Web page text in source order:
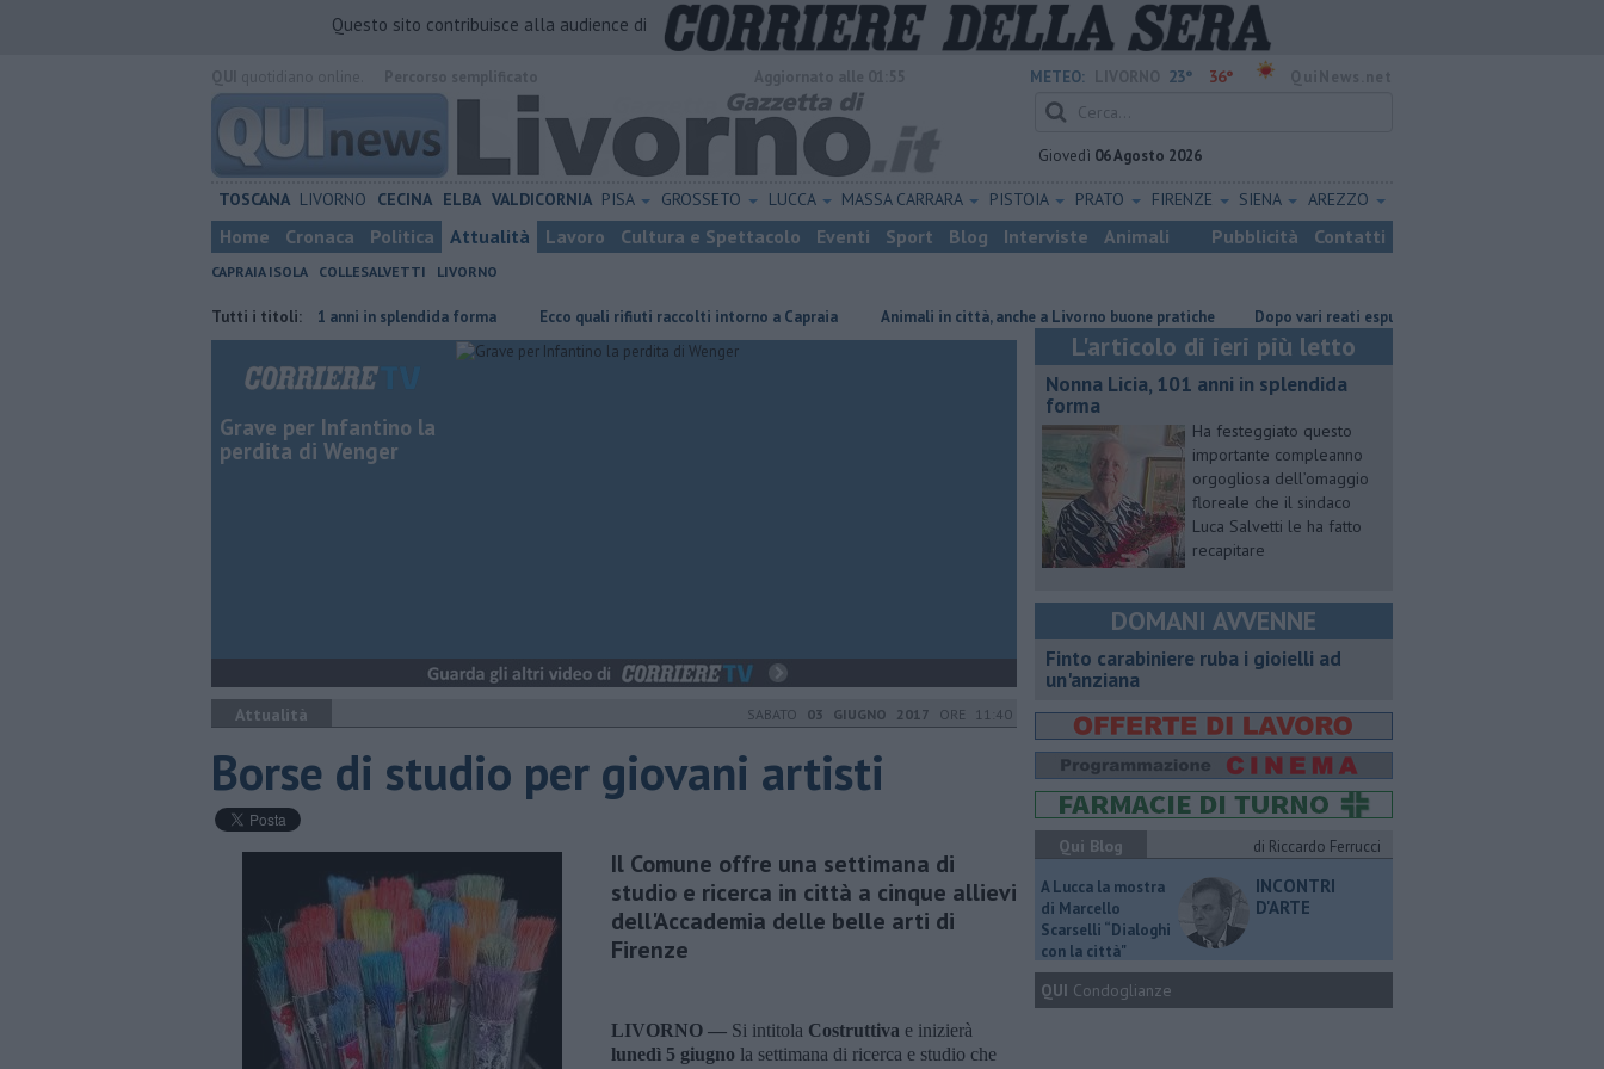
Questo sito contribuisce alla audience di
METEO: 23° 36°
Giovedì 06 Agosto 2026
TOSCANA LIVORNO CECINA ELBA VALDICORNIA PISA GROSSETO LUCCA MASSA CARRARA PISTOIA PRATO FIRENZE SIENA AREZZO
Home Cronaca Politica Attualità Lavoro Cultura e Spettacolo Eventi Sport Blog Interviste Animali Pubblicità Contatti
CAPRAIA ISOLA COLLESALVETTI LIVORNO
Tutti i titoli:
Nonna Licia, 101 anni in splendida forma Ecco quali rifiuti raccolti intorno a Capraia Animali in città, anche a Livorno buone pratiche Dopo vari reati espulso un cittadino straniero
Grave per Infantino la
perdita di Wenger
Attualità SABATO 03 GIUGNO 2017 ORE 11:40
Borse di studio per giovani artisti
Il Comune offre una settimana di
studio e ricerca in città a cinque allievi
dell'Accademia delle belle arti di
Firenze
LIVORNO — Si intitola Costruttiva e inizierà
lunedì 5 giugno la settimana di ricerca e studio che
L'articolo di ieri più letto
Nonna Licia, 101 anni in splendida
forma
Ha festeggiato questo
importante compleanno
orgogliosa dell’omaggio
floreale che il sindaco
Luca Salvetti le ha fatto
recapitare
DOMANI AVVENNE
Finto carabiniere ruba i gioielli ad
un'anziana
Qui Blog
di Riccardo Ferrucci
A Lucca la mostra
di Marcello
Scarselli “Dialoghi
con la città"
INCONTRI
D'ARTE
QUI Condoglianze